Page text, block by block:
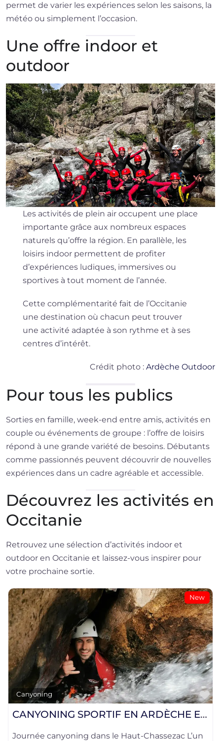
permet de varier les expériences selon les saisons, la
météo ou simplement l’occasion.
Une offre indoor et
outdoor
Les activités de plein air occupent une place
importante grâce aux nombreux espaces
naturels qu’offre la région. En parallèle, les
loisirs indoor permettent de profiter
d’expériences ludiques, immersives ou
sportives à tout moment de l’année.
Cette complémentarité fait de l’Occitanie
une destination où chacun peut trouver
une activité adaptée à son rythme et à ses
centres d’intérêt.
Crédit photo : Ardèche Outdoor
Pour tous les publics
Sorties en famille, week-end entre amis, activités en
couple ou événements de groupe : l’offre de loisirs
répond à une grande variété de besoins. Débutants
comme passionnés peuvent découvrir de nouvelles
expériences dans un cadre agréable et accessible.
Découvrez les activités en
Occitanie
Retrouvez une sélection d’activités indoor et
outdoor en Occitanie et laissez-vous inspirer pour
votre prochaine sortie.
New
CANYONING SPORTIF EN ARDÈCHE ET LOZÈRE
canyoning dans le Haut-Chassezac L’un
C’est